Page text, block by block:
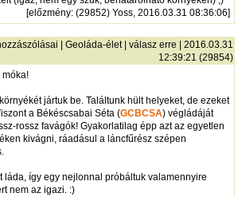
[előzmény: (29852) Yoss, 2016.03.31 08:36:06]
|Geoláda-élet|válasz erre | 2016.03.31
12:39:21 (29854)
móka!
jártuk be. Találtunk hült helyeket, de ezeket
a Békéscsabai Séta (GCBCSA) végládáját
rossz favágók! Gyakorlatilag épp azt az egyetlen
kivágni, ráadásul a láncfűrész szépen
láda, így egy nejlonnal próbáltuk valamennyire
nem az igazi. :)